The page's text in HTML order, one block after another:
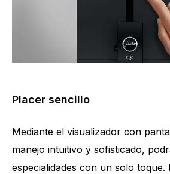
Placer sencillo
Mediante el visualizador con
manejo intuitivo y sofisticado,
especialidades con un solo